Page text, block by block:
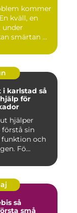
kommer
kväll, en
smärtan ...
så
för
hjälper
sin
funktion och
Fö...
så
små